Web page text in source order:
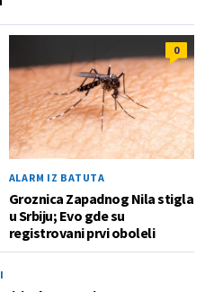
0
ALARM IZ BATUTA
Groznica Zapadnog Nila stigla
u Srbiju; Evo gde su
registrovani prvi oboleli